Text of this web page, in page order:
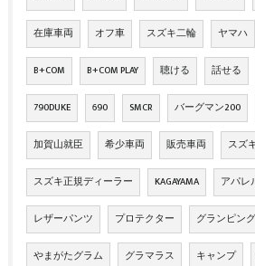
在庫車両 オフ車 スズキ二輪 ヤマハ
B+COM B+COM PLAY 聴ける 話せる
790DUKE 690 SMCR バーグマン200
加賀山就臣 希少車両 販売車両 スズ
スズキ正規ディーラー KAGAYAMA アパレ
レザーパンツ プロテクター グランピング
やまがたグラム グラマラス キャンプ